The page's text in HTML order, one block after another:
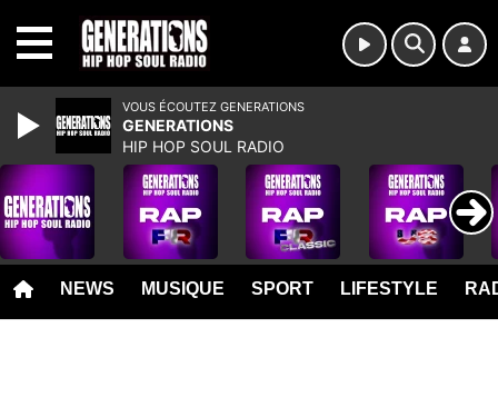
NEWS MUSIQUE SPORT LIFESTYLE
VOUS ÉCOUTEZ GENERATIONS
GENERATIONS
HIP HOP SOUL RADIO